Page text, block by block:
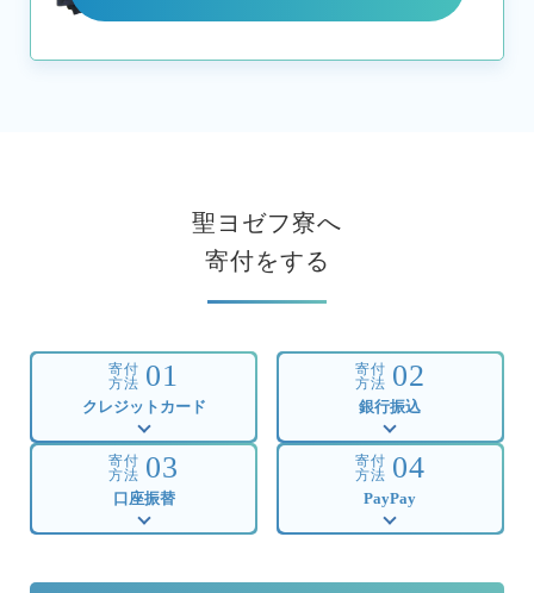
聖ヨゼフ寮へ
寄付をする
寄付
方法 01
クレジットカード
寄付
方法 02
銀行振込
寄付
方法 03
口座振替
寄付
方法 04
PayPay